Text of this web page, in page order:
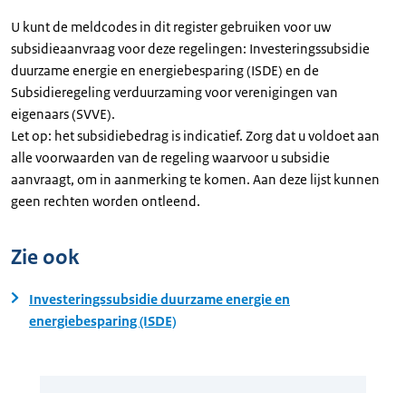
U kunt de meldcodes in dit register gebruiken voor uw
subsidieaanvraag voor deze regelingen: Investeringssubsidie
duurzame energie en energiebesparing (ISDE) en de
Subsidieregeling verduurzaming voor verenigingen van
eigenaars (SVVE).
Let op: het subsidiebedrag is indicatief. Zorg dat u voldoet aan
alle voorwaarden van de regeling waarvoor u subsidie
aanvraagt, om in aanmerking te komen. Aan deze lijst kunnen
geen rechten worden ontleend.
Zie ook
Investeringssubsidie duurzame energie en
energiebesparing (ISDE)